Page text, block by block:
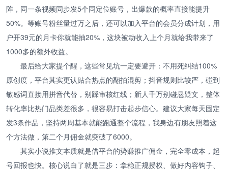
阵，同一条视频同步发5个同定位账号，出爆款的概率直接能提升
50%。等账号粉丝量过万之后，还可以加入平台的会员分成计划，用
户开39元的月卡你就能抽20%，这块被动收入上个月就给我带来了
1000多的额外收益。
最后给大家提个醒，这些常见坑一定要避开：不用死纠结100%
原创度，平台其实更认贴合热点的翻拍混剪；抖音规则比较严，碰到
敏感词直接用拼音代替，别踩审核红线；新人千万别碰悬疑文，整体
转化率比热门品类差很多，很容易打击起步信心。建议大家每天固定
发3条作品，坚持两周基本就能跑通整个流程，我身边有朋友照着这
个方法做，第二个月佣金就突破了6000。
其实小说推文本质就是借平台的势赚推广佣金，完全零成本，起
号回报也快。核心说白了就是三步：拿稳正规授权、做好内容钩子、